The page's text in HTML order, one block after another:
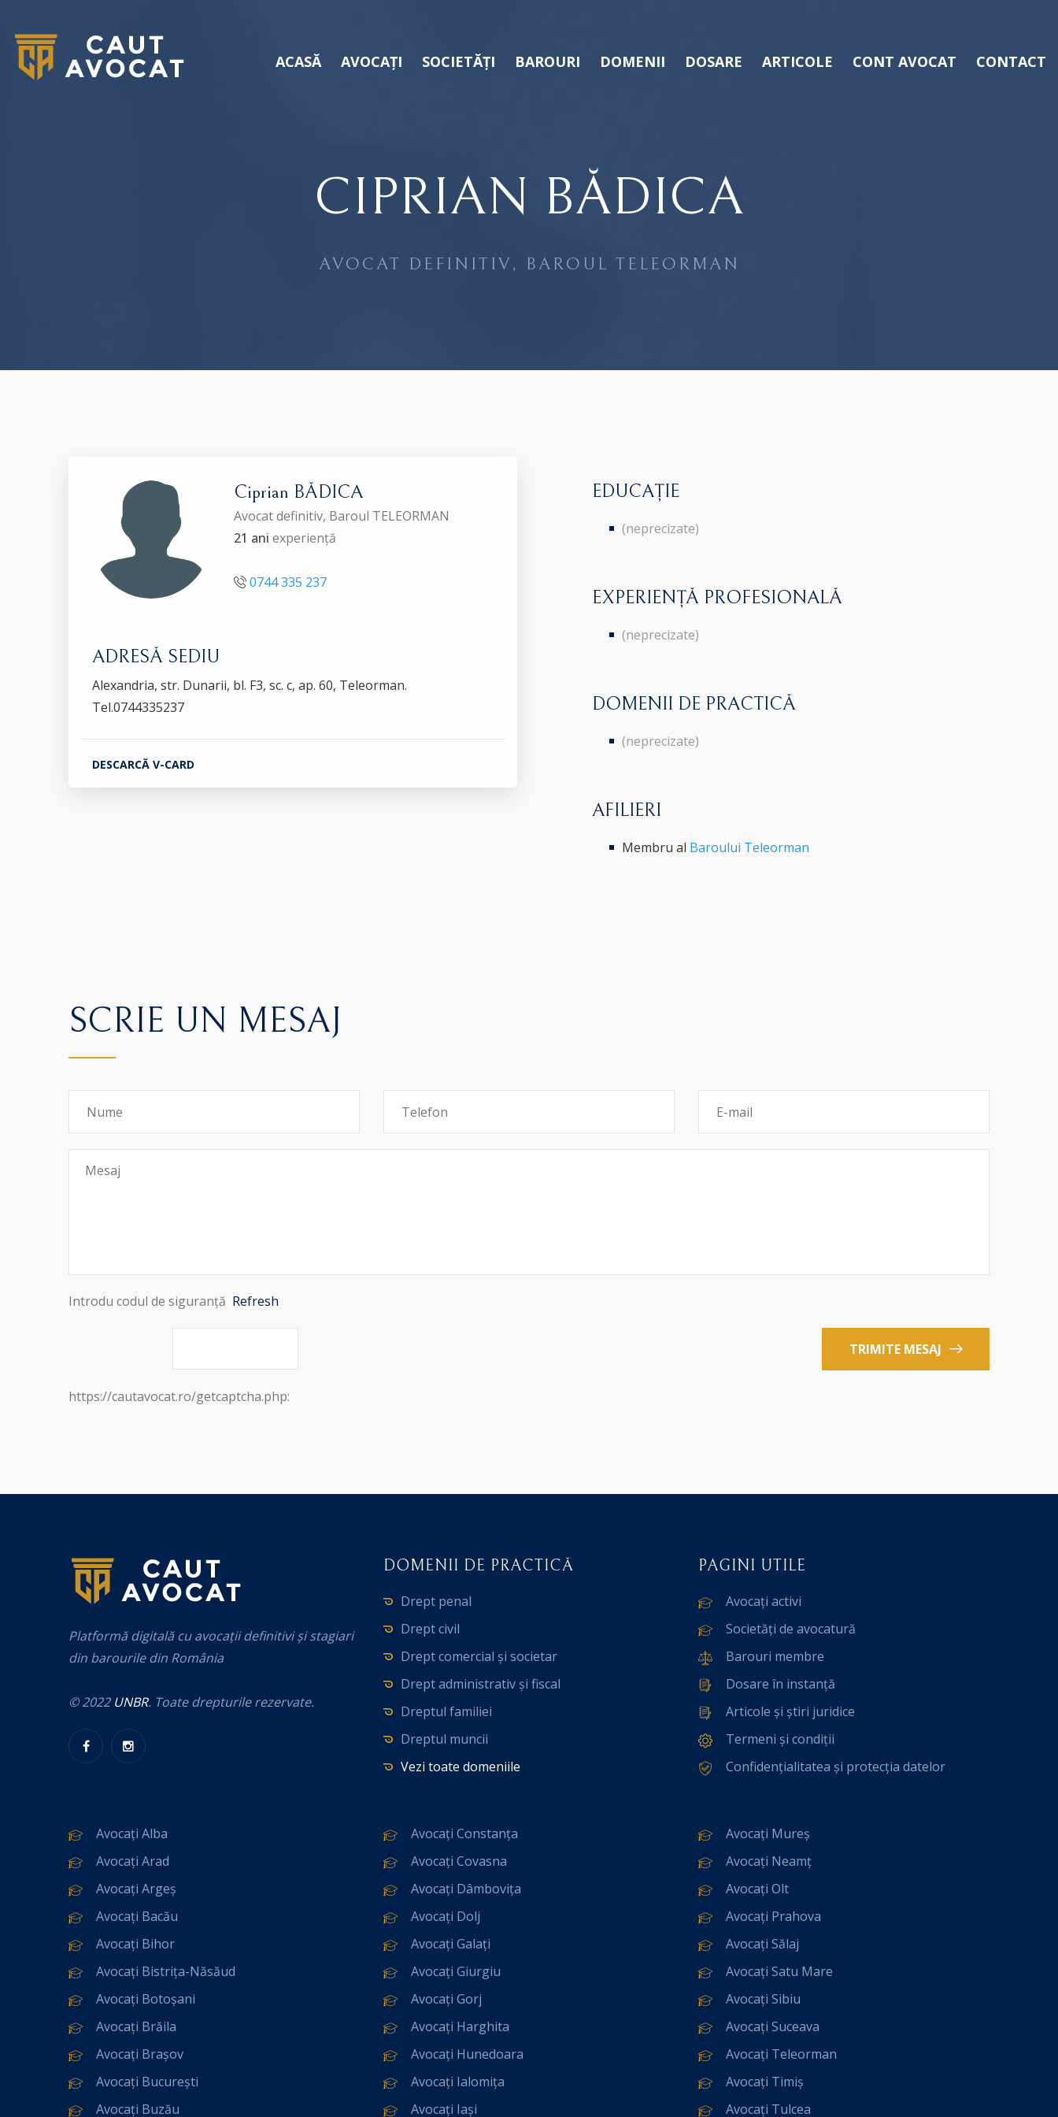
ACASĂ AVOCAȚI SOCIETĂȚI BAROURI DOMENII DOSARE ARTICOLE CONT AVOCAT CONTACT
CIPRIAN BĂDICA
AVOCAT DEFINITIV, BAROUL TELEORMAN
Ciprian BĂDICA
Avocat definitiv, Baroul TELEORMAN
21 ani experiență
0744 335 237
ADRESĂ SEDIU
Alexandria, str. Dunarii, bl. F3, sc. c, ap. 60, Teleorman.
Tel.0744335237
DESCARCĂ V-CARD
EDUCAȚIE
(neprecizate)
EXPERIENȚĂ PROFESIONALĂ
(neprecizate)
DOMENII DE PRACTICĂ
(neprecizate)
AFILIERI
Membru al Baroului Teleorman
SCRIE UN MESAJ
Introdu codul de siguranță Refresh
TRIMITE MESAJ
https://cautavocat.ro/getcaptcha.php:
Platformă digitală cu avocații definitivi și stagiari
din barourile din România
© 2022 UNBR. Toate drepturile rezervate.
DOMENII DE PRACTICĂ
Drept penal
Drept civil
Drept comercial și societar
Drept administrativ și fiscal
Dreptul familiei
Dreptul muncii
Vezi toate domeniile
PAGINI UTILE
Avocați activi
Societăți de avocatură
Barouri membre
Dosare în instanță
Articole și știri juridice
Termeni și condiții
Confidențialitatea și protecția datelor
Avocați Alba
Avocați Arad
Avocați Argeș
Avocați Bacău
Avocați Bihor
Avocați Bistrița-Năsăud
Avocați Botoșani
Avocați Brăila
Avocați Brașov
Avocați București
Avocați Buzău
Avocați Constanța
Avocați Covasna
Avocați Dâmbovița
Avocați Dolj
Avocați Galați
Avocați Giurgiu
Avocați Gorj
Avocați Harghita
Avocați Hunedoara
Avocați Ialomița
Avocați Iași
Avocați Mureș
Avocați Neamț
Avocați Olt
Avocați Prahova
Avocați Sălaj
Avocați Satu Mare
Avocați Sibiu
Avocați Suceava
Avocați Teleorman
Avocați Timiș
Avocați Tulcea